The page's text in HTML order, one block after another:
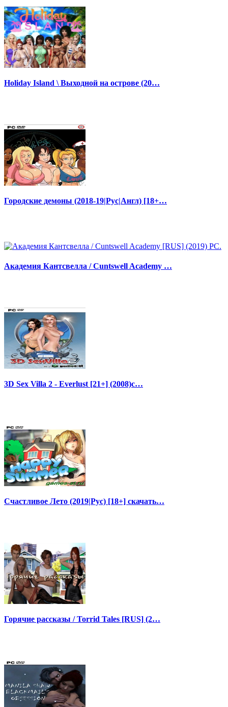
Holiday Island \ Выходной на острове (20…
Городские демоны (2018-19|Рус|Англ) [18+…
Академия Кантсвелла / Cuntswell Academy …
3D Sex Villa 2 - Everlust [21+] (2008)с…
Счастливое Лето (2019|Рус) [18+] скачать…
Горячие рассказы / Torrid Tales [RUS] (2…